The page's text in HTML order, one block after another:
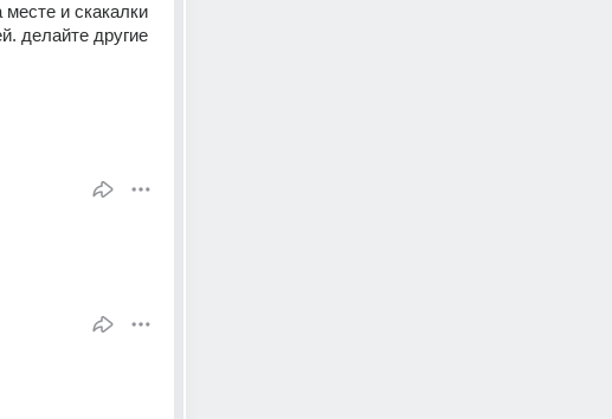
месте и скакалки
делайте другие